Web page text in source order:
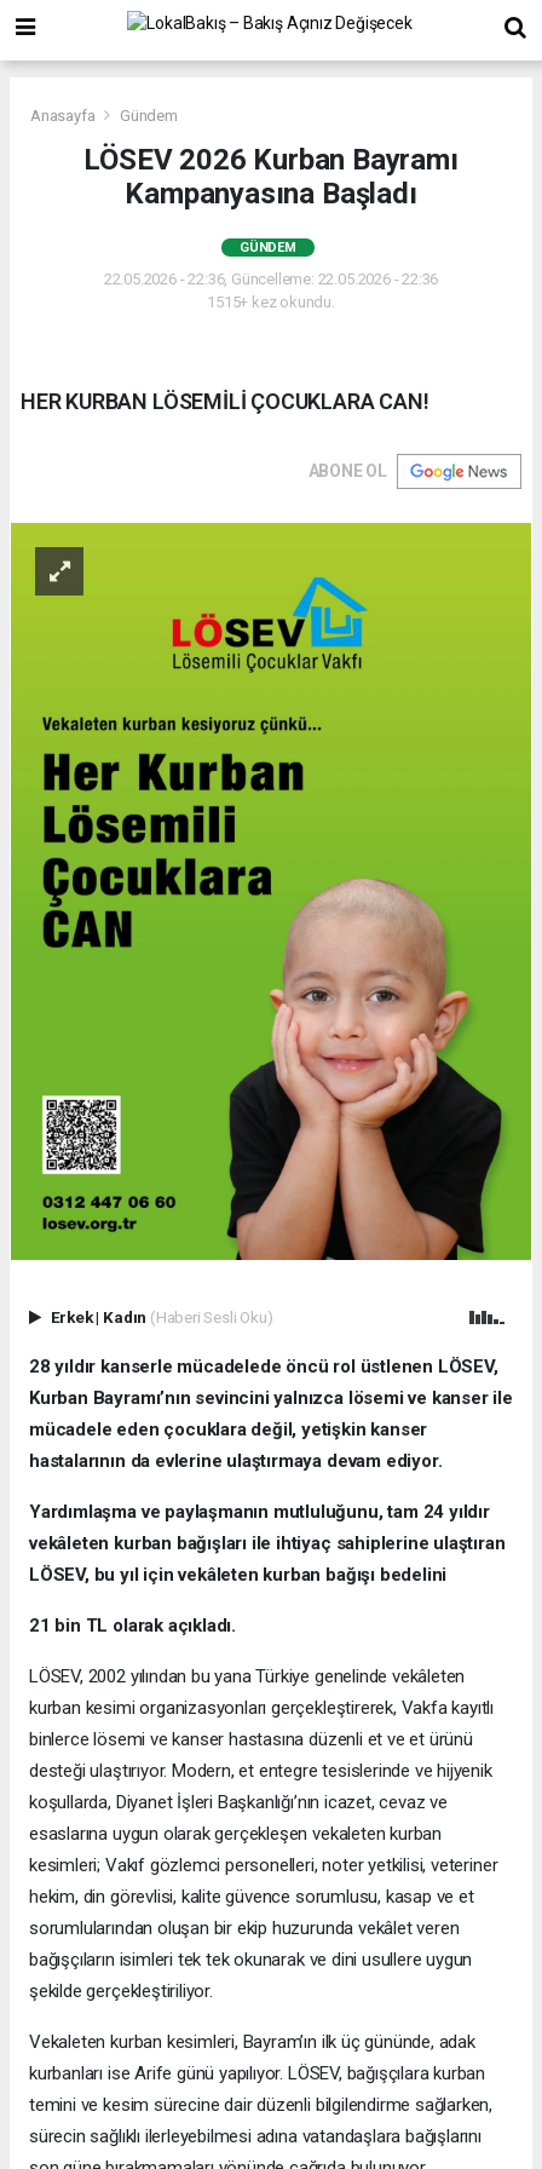
Anasayfa Gündem
LÖSEV 2026 Kurban Bayramı
Kampanyasına Başladı
GÜNDEM
22.05.2026 - 22:36, Güncelleme: 22.05.2026 - 22:36
1515+ kez okundu.
HER KURBAN LÖSEMİLİ ÇOCUKLARA CAN!
ABONE OL
Erkek| Kadın (Haberi Sesli Oku)
28 yıldır kanserle mücadelede öncü rol üstlenen LÖSEV,
Kurban Bayramı’nın sevincini yalnızca lösemi ve kanser ile
mücadele eden çocuklara değil, yetişkin kanser
hastalarının da evlerine ulaştırmaya devam ediyor.
Yardımlaşma ve paylaşmanın mutluluğunu, tam 24 yıldır
vekâleten kurban bağışları ile ihtiyaç sahiplerine ulaştıran
LÖSEV, bu yıl için vekâleten kurban bağışı bedelini
21 bin TL olarak açıkladı.
LÖSEV, 2002 yılından bu yana Türkiye genelinde vekâleten
kurban kesimi organizasyonları gerçekleştirerek, Vakfa kayıtlı
binlerce lösemi ve kanser hastasına düzenli et ve et ürünü
desteği ulaştırıyor. Modern, et entegre tesislerinde ve hijyenik
koşullarda, Diyanet İşleri Başkanlığı’nın icazet, cevaz ve
esaslarına uygun olarak gerçekleşen vekaleten kurban
kesimleri; Vakıf gözlemci personelleri, noter yetkilisi, veteriner
hekim, din görevlisi, kalite güvence sorumlusu, kasap ve et
sorumlularından oluşan bir ekip huzurunda vekâlet veren
bağışçıların isimleri tek tek okunarak ve dini usullere uygun
şekilde gerçekleştiriliyor.
Vekaleten kurban kesimleri, Bayram’ın ilk üç gününde, adak
kurbanları ise Arife günü yapılıyor. LÖSEV, bağışçılara kurban
temini ve kesim sürecine dair düzenli bilgilendirme sağlarken,
sürecin sağlıklı ilerleyebilmesi adına vatandaşlara bağışlarını